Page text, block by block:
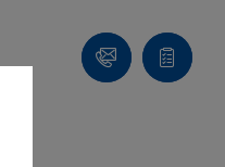
Kontakt